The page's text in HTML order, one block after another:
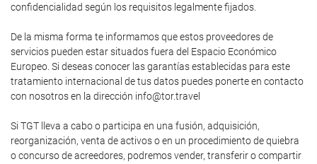
confidencialidad según los requisitos legalmente fijados.
De la misma forma te informamos que estos proveedores de
servicios pueden estar situados fuera del Espacio Económico
Europeo. Si deseas conocer las garantías establecidas para este
tratamiento internacional de tus datos puedes ponerte en contacto
con nosotros en la dirección info@tor.travel
Si TGT lleva a cabo o participa en una fusión, adquisición,
reorganización, venta de activos o en un procedimiento de quiebra
o concurso de acreedores, podremos vender, transferir o compartir